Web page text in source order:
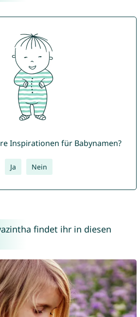
Inspirationen für Babynamen?
Ja Nein
findet ihr in diesen